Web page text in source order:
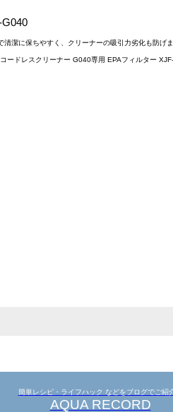
に保ちやすく、クリーナーの吸引力劣化も防げ
簡単レシピ・ライフハック などをブログでご紹
AQUA RECORD